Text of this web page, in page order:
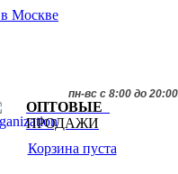
пн-вс с 8:00 до 20:00
ОПТОВЫЕ
ПРОДАЖИ
Корзина пуста